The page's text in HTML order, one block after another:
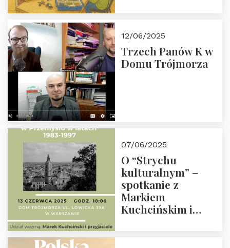
Fundacji
12/06/2025
Trzech Panów K w
Domu Trójmorza
07/06/2025
O “Strychu
kulturalnym” –
spotkanie z
Markiem
Kuchcińskim i